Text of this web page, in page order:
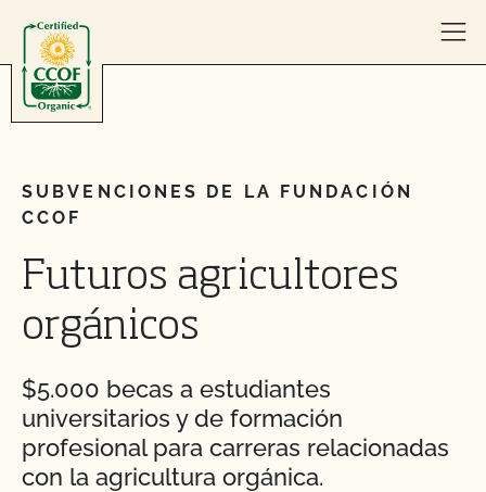
SUBVENCIONES DE LA FUNDACIÓN
CCOF
Futuros agricultores
orgánicos
$5.000 becas a estudiantes
universitarios y de formación
profesional para carreras relacionadas
con la agricultura orgánica.